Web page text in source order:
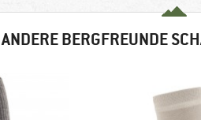
ANDERE BERGFREUNDE